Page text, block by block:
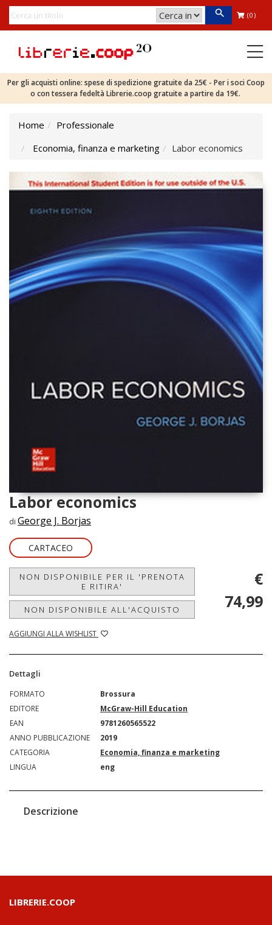
(0)
Per gli acquisti online: spese di spedizione gratuite da 25€ - Per i soci Coop
o con tessera fedeltà Librerie.coop gratuite a partire da 19€.
Home
Professionale
Economia, finanza e marketing
Labor economics
Labor economics
di George J. Borjas
CARTACEO
NON DISPONIBILE PER IL 'PRENOTA
E RITIRA'
NON DISPONIBILE ALL'ACQUISTO
AGGIUNGI ALLA WISHLIST
€
74,99
Dettagli
FORMATO
Brossura
EDITORE
McGraw-Hill Education
EAN
9781260565522
ANNO PUBBLICAZIONE
2019
CATEGORIA
Economia, finanza e marketing
LINGUA
eng
Descrizione
LIBRERIE.COOP